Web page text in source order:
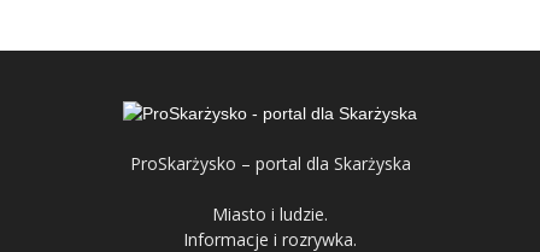
ProSkarżysko – portal dla Skarżyska
Miasto i ludzie.
Informacje i rozrywka.